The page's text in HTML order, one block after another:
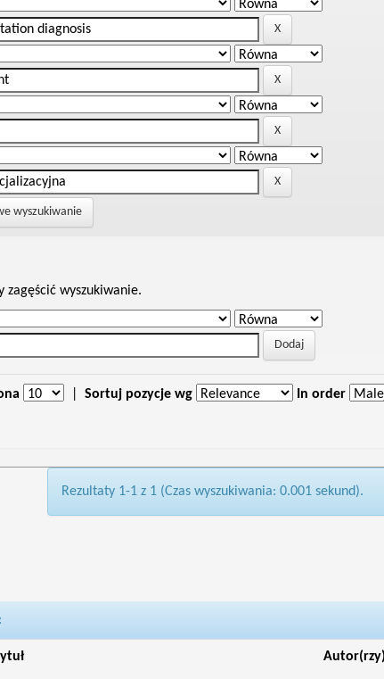
wyszukiwanie
zagęścić wyszukiwanie.
Sortuj pozycje wg In order
Rezultaty 1-1 z 1 (Czas wyszukiwania: 0.001 sekund).
Autor(rzy)